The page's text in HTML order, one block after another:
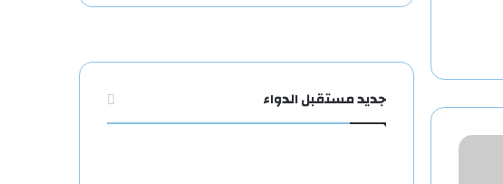
جديد مستقبل الدواء